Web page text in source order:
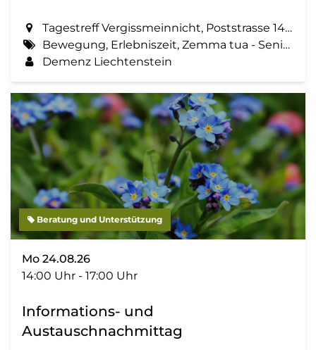
Tagestreff Vergissmeinnicht, Poststrasse 14 in Schaan
Bewegung, Erlebniszeit, Zemma tua - Senioren gemeinsam aktiv, Spaziergang, Geselligkeit
Demenz Liechtenstein
Beratung und Unterstützung
Mo 24.08.26
14:00 Uhr - 17:00 Uhr
Informations- und
Austauschnachmittag